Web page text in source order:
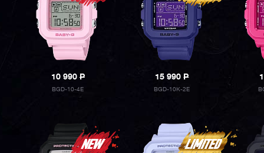
10 990P
BGD-10-4E
15 990P
BGD-10K-2E